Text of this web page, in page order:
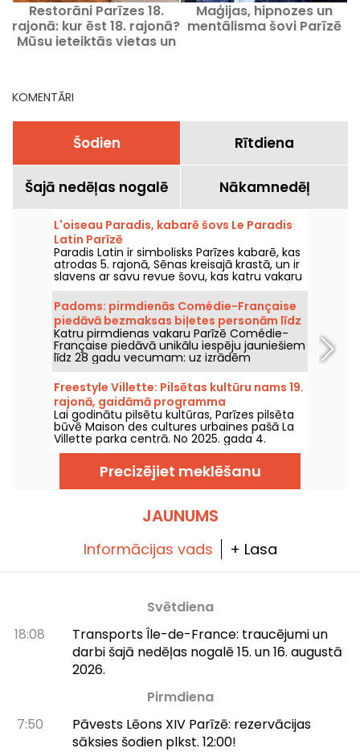
Restorāni Parīzes 18.
rajonā: kur ēst 18. rajonā?
Mūsu ieteiktās vietas un
Maģijas, hipnozes un
mentālisma šovi Parīzē
KOMENTĀRI
Šodien Rītdiena
Šajā nedēļas nogalē Nākamnedēļ
L'oiseau Paradis, kabarē šovs Le Paradis
Latin Parīzē
Paradis Latin ir simbolisks Parīzes kabarē, kas
atrodas 5. rajonā, Sēnas kreisajā krastā, un ir
slavens ar savu revue šovu, kas katru vakaru
notiek greznā vidē un svinīgā atmosfērā. Šeit
vienmēr tiek izrādīts Kamela Ouali šovs
"L'Oiseau Paradis". Dièse un Solen Shawen ir
šova vadītāji.
Padoms: pirmdienās Comédie-Française
piedāvā bezmaksas biļetes personām līdz
28 gadu vecumam.
Katru pirmdienas vakaru Parīzē Comédie-
Française piedāvā unikālu iespēju jauniešiem
līdz 28 gadu vecumam: uz izrādēm
prestižajā Rišeljē zālē tiek izdalītas 95
bezmaksas biļetes. Šīs biļetes var saņemt
Petit Bureau vienu stundu pirms izrādes
sākuma.
Freestyle Villette: Pilsētas kultūru nams 19.
rajonā, gaidāmā programma
Lai godinātu pilsētu kultūras, Parīzes pilsēta
būvē Maison des cultures urbaines pašā La
Villette parka centrā. No 2025. gada 4.
oktobra jūs varēsiet iepazīt urbāno deju,
mūziku, sportu un ielu mākslu.
Precizējiet meklēšanu
JAUNUMS
Informācijas vads + Lasa
Svētdiena
18:08
Transports Île-de-France: traucējumi un
darbi šajā nedēļas nogalē 15. un 16. augustā
2026.
Pirmdiena
7:50
Pāvests Lēons XIV Parīzē: rezervācijas
sāksies šodien plkst. 12:00!